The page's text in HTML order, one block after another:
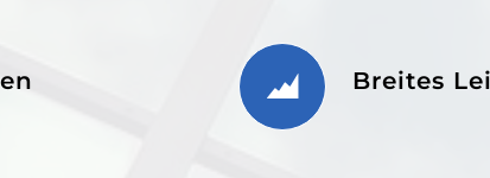
Breites